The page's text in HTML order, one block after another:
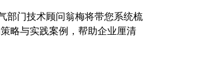
门技术顾问翁梅将带您系统梳
略与实践案例，帮助企业厘清